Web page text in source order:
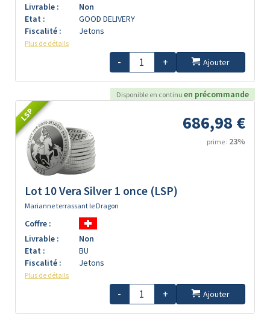
Livrable :
Non
Etat :
GOOD DELIVERY
Fiscalité :
Jetons
Plus de détails
- + Ajouter
Disponible en continu en précommande
LSP 686,98 €
prime : 23%
Lot 10 Vera Silver 1 once (LSP)
Marianne terrassant le Dragon
Coffre :
Livrable :
Non
Etat :
BU
Fiscalité :
Jetons
Plus de détails
- + Ajouter